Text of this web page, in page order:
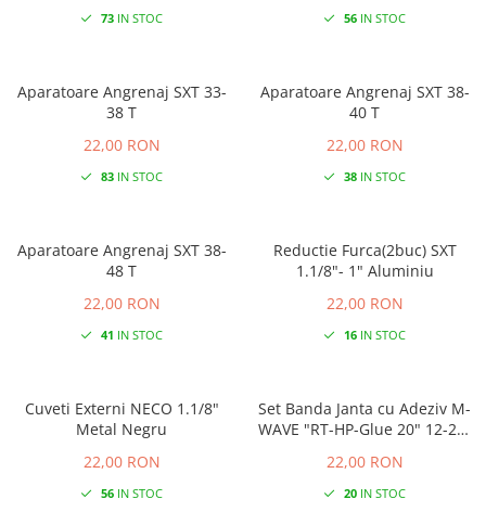
73IN STOC 56IN STOC
Aparatoare Angrenaj SXT 33-
38 T
22,00 RON
83IN STOC
Aparatoare Angrenaj SXT 38-
40 T
22,00 RON
38IN STOC
Aparatoare Angrenaj SXT 38-
48 T
22,00 RON
41 IN STOC
Reductie Furca(2buc) SXT
1.1/8"- 1" Aluminiu
22,00 RON
16IN STOC
Cuveti Externi NECO 1.1/8"
Metal Negru
22,00 RON
56IN STOC
Set Banda Janta cu Adeziv M-
WAVE "RT-HP-Glue 20" 12-29"
22,00 RON
20IN STOC